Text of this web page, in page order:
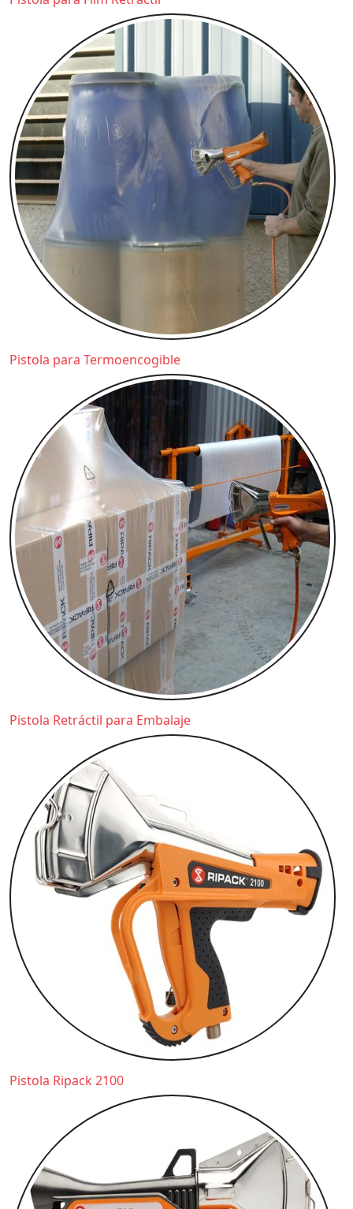
Pistola para Termoencogible
Pistola Retráctil para Embalaje
Pistola Ripack 2100